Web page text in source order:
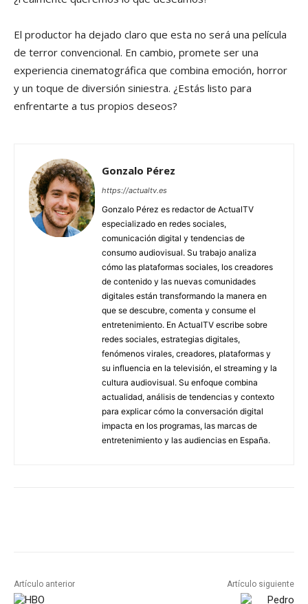
El productor ha dejado claro que esta no será una película
de terror convencional. En cambio, promete ser una
experiencia cinematográfica que combina emoción, horror
y un toque de diversión siniestra. ¿Estás listo para
enfrentarte a tus propios deseos?
Gonzalo Pérez
https://actualtv.es
Gonzalo Pérez es redactor de ActualTV
especializado en redes sociales,
comunicación digital y tendencias de
consumo audiovisual. Su trabajo analiza
cómo las plataformas sociales, los creadores
de contenido y las nuevas comunidades
digitales están transformando la manera en
que se descubre, comenta y consume el
entretenimiento. En ActualTV escribe sobre
redes sociales, estrategias digitales,
fenómenos virales, creadores, plataformas y
su influencia en la televisión, el streaming y la
cultura audiovisual. Su enfoque combina
actualidad, análisis de tendencias y contexto
para explicar cómo la conversación digital
impacta en los programas, las marcas de
entretenimiento y las audiencias en España.
Artículo anterior Artículo siguiente